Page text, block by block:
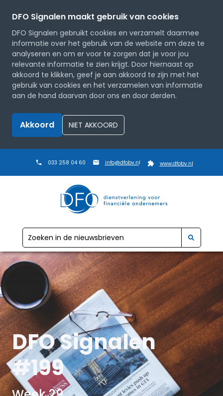
DFO Signalen maakt gebruik van cookies
DFO Signalen gebruikt cookies en verzamelt daarmee
informatie over het gebruik van de website om deze te
analyseren en om er voor te zorgen dat je voor jou
relevante informatie te zien krijgt. Door hiernaast op
akkoord te klikken, geef je aan akkoord te zijn met het
gebruik van cookies en het verzamelen van informatie
aan de hand daarvan door ons en door derden.
Akkoord NIET AKKOORD
033 258 04 60 info@dfobv.nl www.dfobv.nl
DFO Signalen
#199